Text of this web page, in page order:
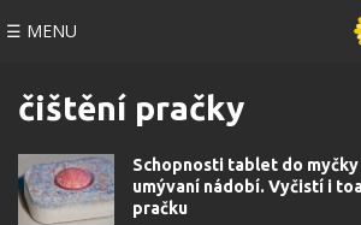
☰ MENU
čištění pračky
Schopnosti tablet do myčky
umývaní nádobí. Vyčistí i
pračku